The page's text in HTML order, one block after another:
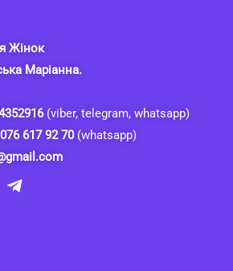
Жінок
Маріанна.
(viber, telegram, whatsapp)
617 92 70(whatsapp)